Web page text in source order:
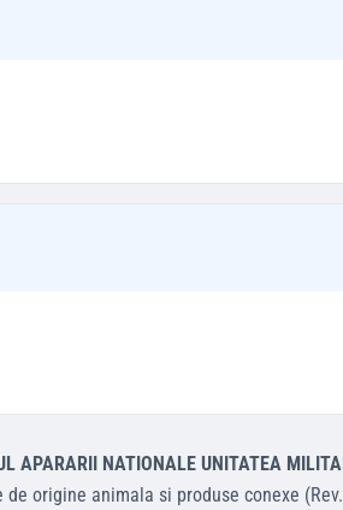
APARARII NATIONALE UNITATEA
de origine animala si produse conexe